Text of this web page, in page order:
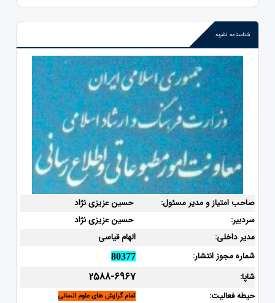
شناسنامه نشریه
صاحب امتیاز و مدیر مسئول:
حسین عزیزی نژاد
سردبیر:
حسین عزیزی نژاد
مدیر داخلی:
الهام قیاسی
شماره مجوز انتشار:
80377
شاپا: 2588-6967
حیطه فعالیت: تمام گرایش های علوم انسانی